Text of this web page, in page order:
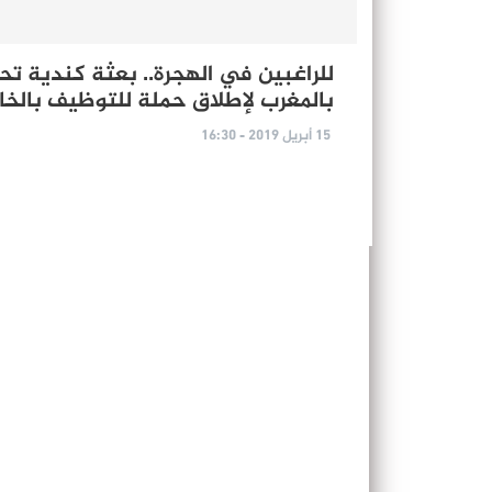
للراغبين في الهجرة.. بعثة كندية
بالمغرب لإطلاق حملة للتوظيف
15 أبريل 2019 - 16:30